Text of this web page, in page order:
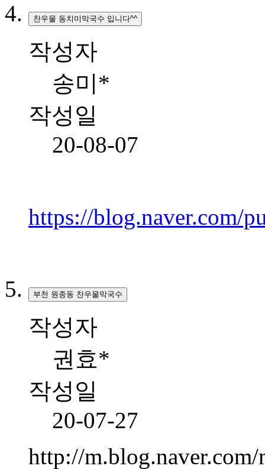
찬우물 동치미막국수 입니다^^
작성자
송미*
작성일
20-08-07
https://blog.naver.com/
부천 원종동 찬우물막국수
작성자
권효*
작성일
20-07-27
http://